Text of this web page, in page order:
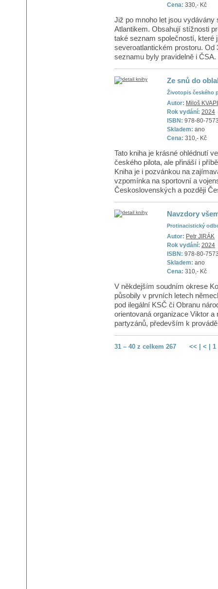
Cena: 330,- Kč
Již po mnoho let jsou
Atlantikem. Obsahují stížnosti
také seznam společností, které
severoatlantickém prostoru. Od
seznamu byly pravidelně i
Ze snů do
Životopis českého
Autor: Miloš
Rok vydání: 2024
ISBN: 978-80-
Skladem: ano
Cena: 310,- Kč
Tato kniha je krásné ohlédnutí
českého pilota, ale přináší i
Kniha je i pozvánkou na
vzpomínka na sportovní a
Československých a později
Navzdory
Protinacistický
Autor: Petr JIRÁK
Rok vydání: 2024
ISBN: 978-80-
Skladem: ano
Cena: 310,- Kč
V někdejším soudním okrese
působily v prvních letech
pod ilegální KSČ či Obranu
orientovaná organizace Viktor
partyzánů, především k
31 – 40 z celkem 267 << < 1